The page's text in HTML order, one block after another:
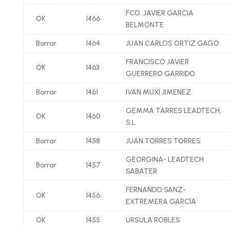
OK 1466
FCO. JAVIER GARCIA
BELMONTE
Borrar 1464 JUAN CARLOS ORTIZ GAGO
OK 1463
FRANCISCO JAVIER
GUERRERO GARRIDO
Borrar 1461 IVAN MUXI JIMENEZ
OK 1460
GEMMA TARRES LEADTECH,
S.L
Borrar 1458 JUAN TORRES TORRES
Borrar 1457
GEORGINA- LEADTECH
SABATER
OK 1456
FERNANDO SANZ-
EXTREMERA GARCÍ­A
OK 1455 URSULA ROBLES